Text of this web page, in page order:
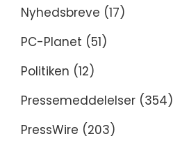
Nyhedsbreve (17)
PC-Planet (51)
Politiken (12)
Pressemeddelelser (354)
PressWire (203)